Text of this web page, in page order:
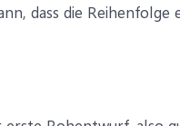
dass die